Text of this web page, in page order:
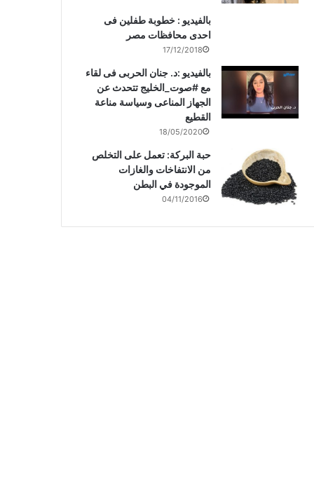
بالفيديو : خطوبة طفلين فى
احدى محافظات مصر
17/12/2018
بالفيديو :د. جنان الحربى فى لقاء
مع #صوت_الخليج تتحدث عن
الجهاز المناعى وسياسة مناعة
القطيع
18/05/2020
حبة البركة: تعمل على التخلص
من الانتفاخات والغازات
الموجودة في البطن
04/11/2016